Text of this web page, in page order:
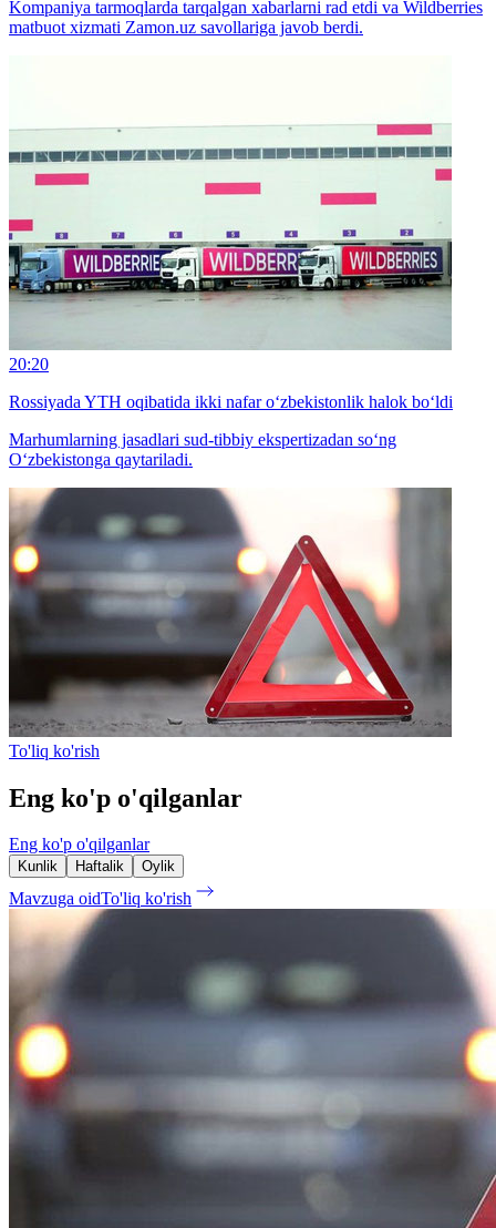
Kompaniya tarmoqlarda tarqalgan xabarlarni rad etdi va Wildberries
matbuot xizmati Zamon.uz savollariga javob berdi.
20:20
Rossiyada YTH oqibatida ikki nafar o‘zbekistonlik halok bo‘ldi
Marhumlarning jasadlari sud-tibbiy ekspertizadan so‘ng
O‘zbekistonga qaytariladi.
To'liq ko'rish
Eng ko'p o'qilganlar
Eng ko'p o'qilganlar
Kunlik Haftalik Oylik
Mavzuga oidTo'liq ko'rish